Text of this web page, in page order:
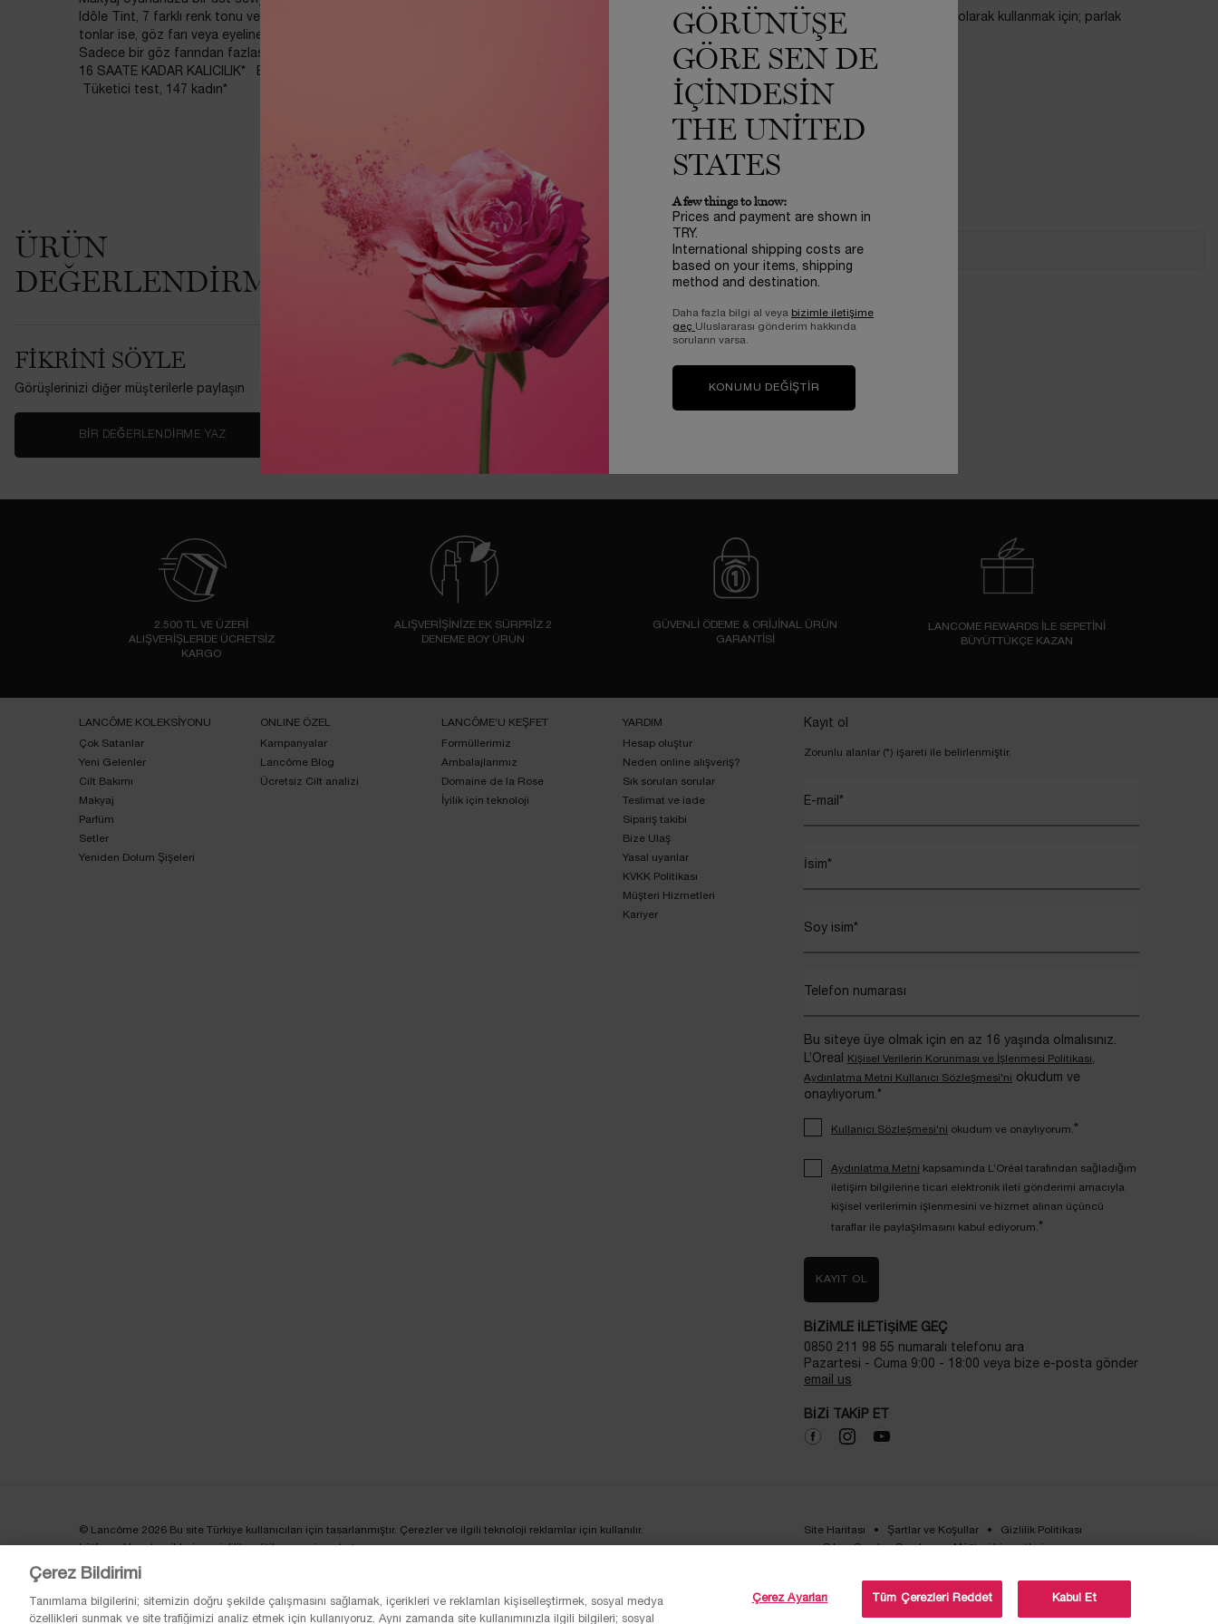
Idôle Tint, 7 farklı renk tonu ve mat & parlak olmak üzere 2 farklı bitiş ile geliyor. Mat tonları, sıcak, yumuşak göz farları, eyeliner görünümleri veya allık olarak kullanmak için; parlak
tonlar ise, göz farı veya eyeliner görünümleri yaratmak, yanaklarınızda allık & aydınlatıcı olarak kullanmak için ideal.
Sadece bir göz farından fazlası, sadece bir allıktan fazlası: oyun değiştiren bir eye - blusher!
16 SAATE KADAR KALICILIK* BULAŞMAYA VE DAĞILMAYA KARŞI DAYANIKLI ÇOK YÖNLÜ APLİKATÖR
Tüketici test, 147 kadın*
ÜRÜN
DEĞERLENDIRMELERI
FIKRINI SÖYLE
Görüşlerinizi diğer müşterilerle paylaşın
BIR DEĞERLENDIRME YAZ
Şu anda herhangi bir inceleme yok.
Bu ürünü ilk inceleyen siz olun
2.500 TL VE ÜZERİ
ALIŞVERİŞLERDE ÜCRETSİZ
KARGO
ALIŞVERİŞİNİZE EK SÜRPRİZ 2
DENEME BOY ÜRÜN
GÜVENLİ ÖDEME & ORİJİNAL ÜRÜN
GARANTİSİ
LANCOME REWARDS İLE SEPETİNİ
BÜYÜTTÜKÇE KAZAN
LANCÔME KOLEKSİYONU
Çok Satanlar
Yeni Gelenler
Cilt Bakımı
Makyaj
Parfüm
Setler
Yeniden Dolum Şişeleri
ONLINE ÖZEL
Kampanyalar
Lancôme Blog
Ücretsiz Cilt analizi
LANCÔME’U KEŞFET
Formüllerimiz
Ambalajlarımız
Domaine de la Rose
İyilik için teknoloji
YARDIM
Hesap oluştur
Neden online alışveriş?
Sık sorulan sorular
Teslimat ve iade
Sipariş takibi
Bize Ulaş
Yasal uyarılar
KVKK Politikası
Müşteri Hizmetleri
Kariyer
Kayıt ol
Zorunlu alanlar (*) işareti ile belirlenmiştir.
E-mail *
İsim*
Soy isim*
Telefon numarası
Bu siteye üye olmak için en az 16 yaşında olmalısınız.
L’Oreal
Kişisel Verilerin Korunması ve İşlenmesi Politikası,
Aydınlatma Metni Kullanıcı Sözleşmesi'ni okudum ve
onaylıyorum.*
Kullanıcı Sözleşmesi'ni okudum ve onaylıyorum.*
Aydınlatma Metni kapsamında L’Oréal tarafından sağladığım
iletişim bilgilerine ticari elektronik ileti gönderimi amacıyla
kişisel verilerimin işlenmesini ve hizmet alınan üçüncü
taraflar ile paylaşılmasını kabul ediyorum.*
KAYIT OL
BIZIMLE ILETIŞIME GEÇ
0850 211 98 55 numaralı telefonu ara
Pazartesi - Cuma 9:00 - 18:00 veya bize e-posta gönder
email us
BIZI TAKIP ET
© Lancôme 2026 Bu site Türkiye kullanıcıları için tasarlanmıştır. Çerezler ve ilgili teknoloji reklamlar için kullanılır.
Lütfen reklam tercihleri ve gizlilik politikamızı ziyaret et.
Site Haritası Şartlar ve Koşullar
Gizlilik Politikası
Sıkça Sorulan Sorular
Müşteri hizmetleri
Çerez Bildirimi
Tanımlama bilgilerini; sitemizin doğru şekilde çalışmasını sağlamak, içerikleri ve reklamları kişiselleştirmek, sosyal medya
özellikleri sunmak ve site trafiğimizi analiz etmek için kullanıyoruz. Aynı zamanda site kullanımınızla ilgili bilgileri; sosyal
Çerez Ayarları Tüm Çerezleri Reddet Kabul Et
GÖRÜNÜŞE
GÖRE SEN DE
IÇINDESIN
THE UNITED
STATES
A few things to know:
Prices and payment are shown in
TRY.
International shipping costs are
based on your items, shipping
method and destination.
Daha fazla bilgi al veya bizimle iletişime
geç Uluslararası gönderim hakkında
soruların varsa.
KONUMU DEĞIŞTIR